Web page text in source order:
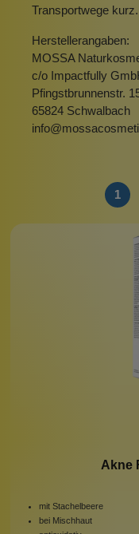
Transportwege kurz.
Herstellerangaben:
MOSSA
c/o Impactfully
Pfingstbrunnenstr.
65824 Schwalbach
1
Akne
mit Stachelbeere
bei Mischhaut